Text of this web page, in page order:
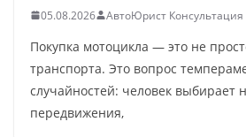
05.08.2026 АвтоЮрист Консультация
Покупка мотоцикла — это не
транспорта. Это вопрос
случайностей: человек выбирает
передвижения,